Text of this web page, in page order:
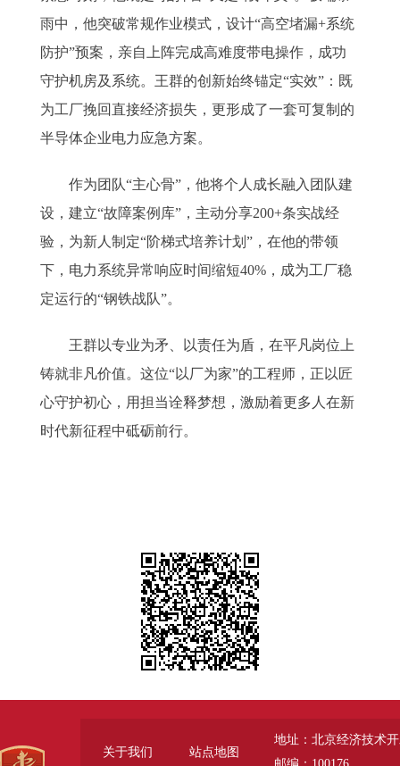
雨中，他突破常规作业模式，设计“高空堵漏+系统
防护”预案，亲自上阵完成高难度带电操作，成功
守护机房及系统。王群的创新始终锚定“实效”：既
为工厂挽回直接经济损失，更形成了一套可复制的
半导体企业电力应急方案。
作为团队“主心骨”，他将个人成长融入团队建
设，建立“故障案例库”，主动分享200+条实战经
验，为新人制定“阶梯式培养计划”，在他的带领
下，电力系统异常响应时间缩短40%，成为工厂稳
定运行的“钢铁战队”。
王群以专业为矛、以责任为盾，在平凡岗位上
铸就非凡价值。这位“以厂为家”的工程师，正以匠
心守护初心，用担当诠释梦想，激励着更多人在新
时代新征程中砥砺前行。
关于我们 站点地图
地址：北京经济技术